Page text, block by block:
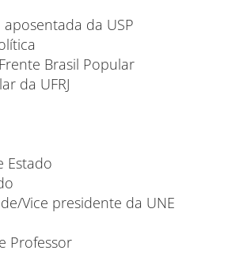
da USP
Brasil Popular
da UFRJ
Vice presidente da UNE
Professor